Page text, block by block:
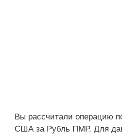
Вы рассчитали операцию
США за Рубль ПМР. Для